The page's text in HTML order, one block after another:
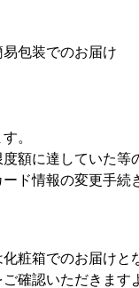
包装でのお届け
。
額に達していた等
ド情報の変更手続
粧箱でのお届けと
確認いただきます